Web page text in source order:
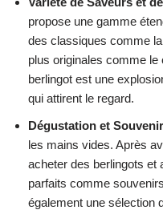
propose une gamme
des classiques comme
plus originales comme le
berlingot est une
qui attirent le regard.
Dégustation et
les mains vides. Après
acheter des berlingots et
parfaits comme
également une sélection